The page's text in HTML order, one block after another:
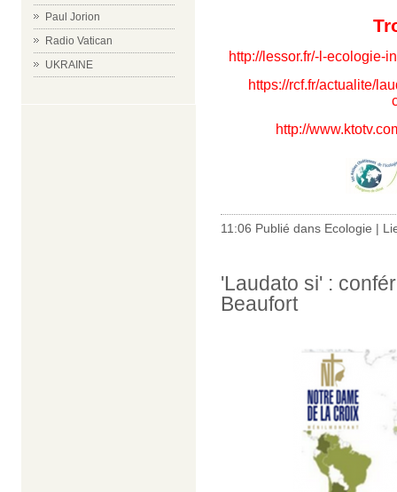
Paul Jorion
Radio Vatican
UKRAINE
http://lessor.fr/-l-ecologie-
https://rcf.fr/actualite/
http://
11:06 Publié dans Ecologie |
'Laudato si' :
Beaufort